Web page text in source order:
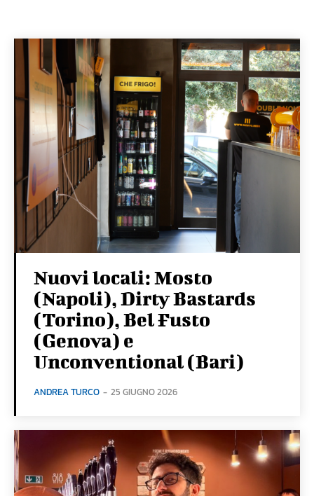
Nuovi locali: Mosto
(Napoli), Dirty Bastards
(Torino), Bel Fusto
(Genova) e
Unconventional (Bari)
ANDREA TURCO - 25 GIUGNO 2026